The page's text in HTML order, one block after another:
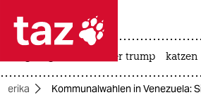
 taz zahl ich
taz zahl ich
usa unter trump katzen
Kommunalwahlen in Venezuela: